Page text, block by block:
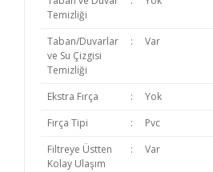
Temizliği
Taban/Duvarlar
ve Su Çizgisi
Temizliği
: Var
Ekstra Fırça :
Yok
Fırça Tipi
:
Pvc
Filtreye Üstten
Kolay Ulaşım
: Var